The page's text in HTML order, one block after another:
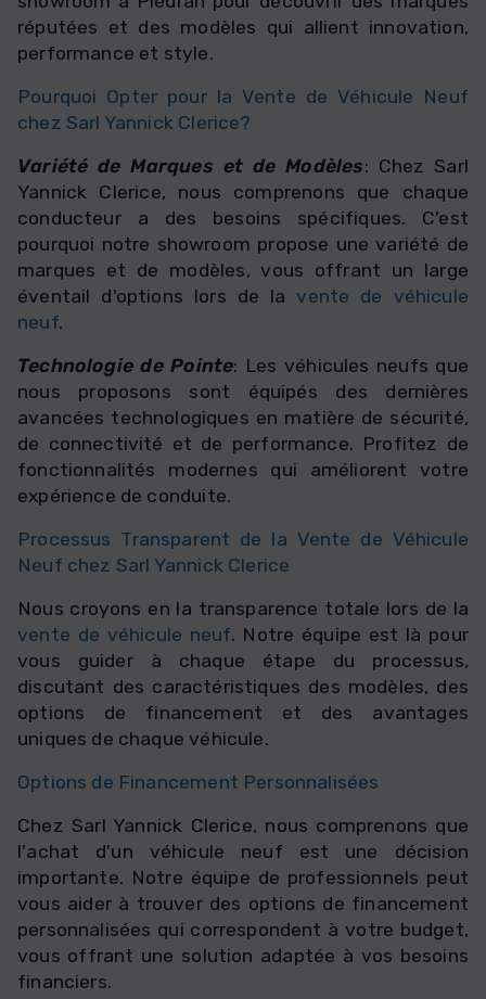
réputées et des modèles qui allient innovation,
performance et style.
Pourquoi Opter pour la Vente de Véhicule Neuf
chez Sarl Yannick Clerice?
Variété de Marques et de Modèles: Chez Sarl
Yannick Clerice, nous comprenons que chaque
conducteur a des besoins spécifiques. C'est
pourquoi notre showroom propose une variété de
marques et de modèles, vous offrant un large
éventail d'options lors de lavente de véhicule
neuf.
Technologie de Pointe: Les véhicules neufs que
nous proposons sont équipés des dernières
avancées technologiques en matière de sécurité,
de connectivité et de performance. Profitez de
fonctionnalités modernes qui améliorent votre
expérience de conduite.
Processus Transparent de la Vente de Véhicule
Neuf chez Sarl Yannick Clerice
Nous croyons en la transparence totale lors de la
vente de véhicule neuf. Notre équipe est là pour
vous guider à chaque étape du processus,
discutant des caractéristiques des modèles, des
options de financement et des avantages
uniques de chaque véhicule.
Options de Financement Personnalisées
Chez Sarl Yannick Clerice, nous comprenons que
l'achat d'un véhicule neuf est une décision
importante. Notre équipe de professionnels peut
vous aider à trouver des options de financement
personnalisées qui correspondent à votre budget,
vous offrant une solution adaptée à vos besoins
financiers.